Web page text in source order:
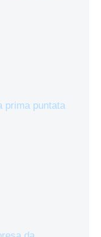
prima puntata